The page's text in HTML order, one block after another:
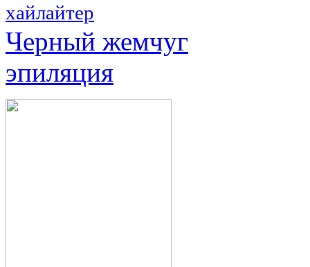
хайлайтер
Черный жемчуг
эпиляция